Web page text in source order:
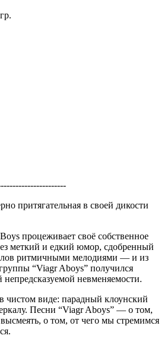
притягательная в своей дикости
процеживает своё собственное
меткий и едкий юмор, сдобренный
ритмичными мелодиями — и из
“Viagr Aboys” получился
невменяемости.
чистом виде: парадный клоунский
Песни “Viagr Aboys” — о том,
о том, от чего мы стремимся